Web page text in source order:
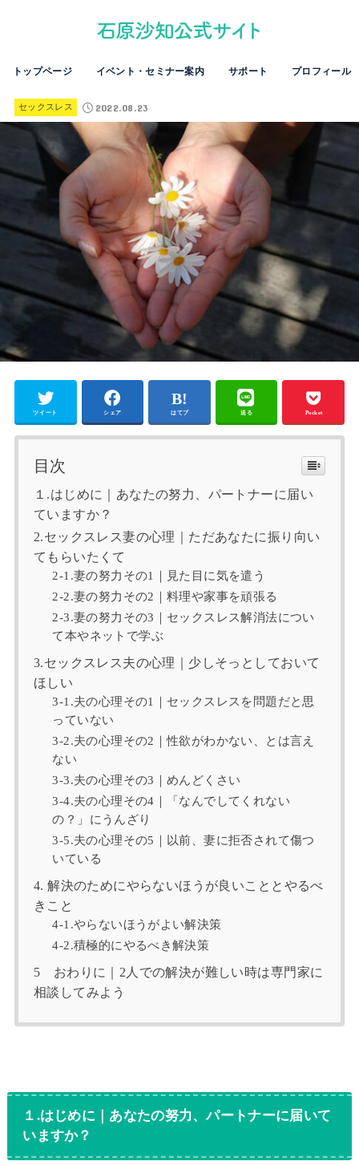
トップページ イベント・セミナー案内 サポート プロフィール
セックスレス 2022.08.23
ツイート シェア はてブ 送る Pocket
目次
１.はじめに｜あなたの努力、パートナーに届い
ていますか？
2.セックスレス妻の心理｜ただあなたに振り向い
てもらいたくて
2-1.妻の努力その1｜見た目に気を遣う
2-2.妻の努力その2｜料理や家事を頑張る
2-3.妻の努力その3｜セックスレス解消法につい
て本やネットで学ぶ
3.セックスレス夫の心理｜少しそっとしておいて
ほしい
3-1.夫の心理その1｜セックスレスを問題だと思
っていない
3-2.夫の心理その2｜性欲がわかない、とは言え
ない
3-3.夫の心理その3｜めんどくさい
3-4.夫の心理その4｜「なんでしてくれない
の？」にうんざり
3-5.夫の心理その5｜以前、妻に拒否されて傷つ
いている
4. 解決のためにやらないほうが良いこととやるべ
きこと
4-1.やらないほうがよい解決策
4-2.積極的にやるべき解決策
5 おわりに｜2人での解決が難しい時は専門家に
相談してみよう
１.はじめに｜あなたの努力、パートナーに届いて
いますか？